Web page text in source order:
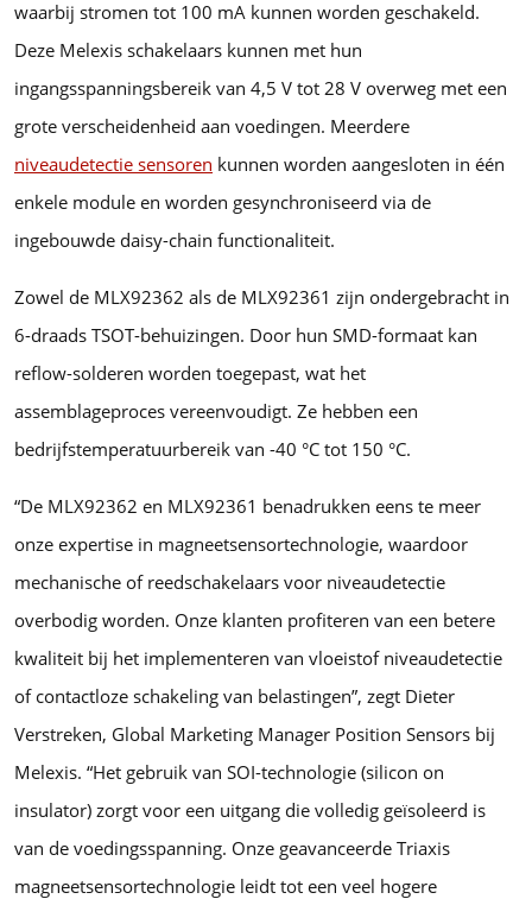
waarbij stromen tot 100 mA kunnen worden geschakeld.
Deze Melexis schakelaars kunnen met hun
ingangsspanningsbereik van 4,5 V tot 28 V overweg met een
grote verscheidenheid aan voedingen. Meerdere
niveaudetectie sensoren kunnen worden aangesloten in één
enkele module en worden gesynchroniseerd via de
ingebouwde daisy-chain functionaliteit.
Zowel de MLX92362 als de MLX92361 zijn ondergebracht in
6-draads TSOT-behuizingen. Door hun SMD-formaat kan
reflow-solderen worden toegepast, wat het
assemblageproces vereenvoudigt. Ze hebben een
bedrijfstemperatuurbereik van -40 °C tot 150 °C.
“De MLX92362 en MLX92361 benadrukken eens te meer
onze expertise in magneetsensortechnologie, waardoor
mechanische of reedschakelaars voor niveaudetectie
overbodig worden. Onze klanten profiteren van een betere
kwaliteit bij het implementeren van vloeistof niveaudetectie
of contactloze schakeling van belastingen”, zegt Dieter
Verstreken, Global Marketing Manager Position Sensors bij
Melexis. “Het gebruik van SOI-technologie (silicon on
insulator) zorgt voor een uitgang die volledig geïsoleerd is
van de voedingsspanning. Onze geavanceerde Triaxis
magneetsensortechnologie leidt tot een veel hogere